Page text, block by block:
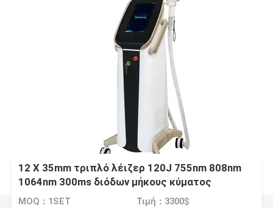
12 X 35mm τριπλό λέιζερ 120J 755nm 808nm
1064nm 300ms διόδων μήκους κύματος
MOQ：1SET Τιμή：3300$